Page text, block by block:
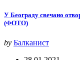
У Београду свечано
(ФОТО)
by Балканист